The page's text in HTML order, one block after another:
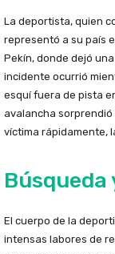
La deportista, quien
representó a su país
Pekín, donde dejó
incidente ocurrió
esquí fuera de pista
avalancha
víctima rápidamente,
Búsqueda
El cuerpo de la
intensas labores de